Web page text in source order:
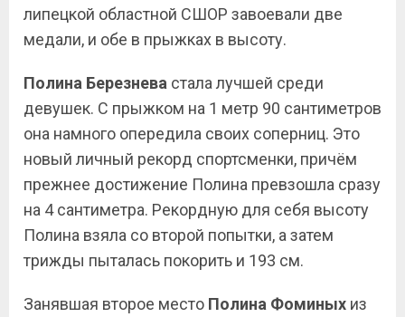
липецкой областной СШОР завоевали две
медали, и обе в прыжках в высоту.
Полина Березнева стала лучшей среди
девушек. С прыжком на 1 метр 90 сантиметров
она намного опередила своих соперниц. Это
новый личный рекорд спортсменки, причём
прежнее достижение Полина превзошла сразу
на 4 сантиметра. Рекордную для себя высоту
Полина взяла со второй попытки, а затем
трижды пыталась покорить и 193 см.
Занявшая второе место Полина Фоминых из